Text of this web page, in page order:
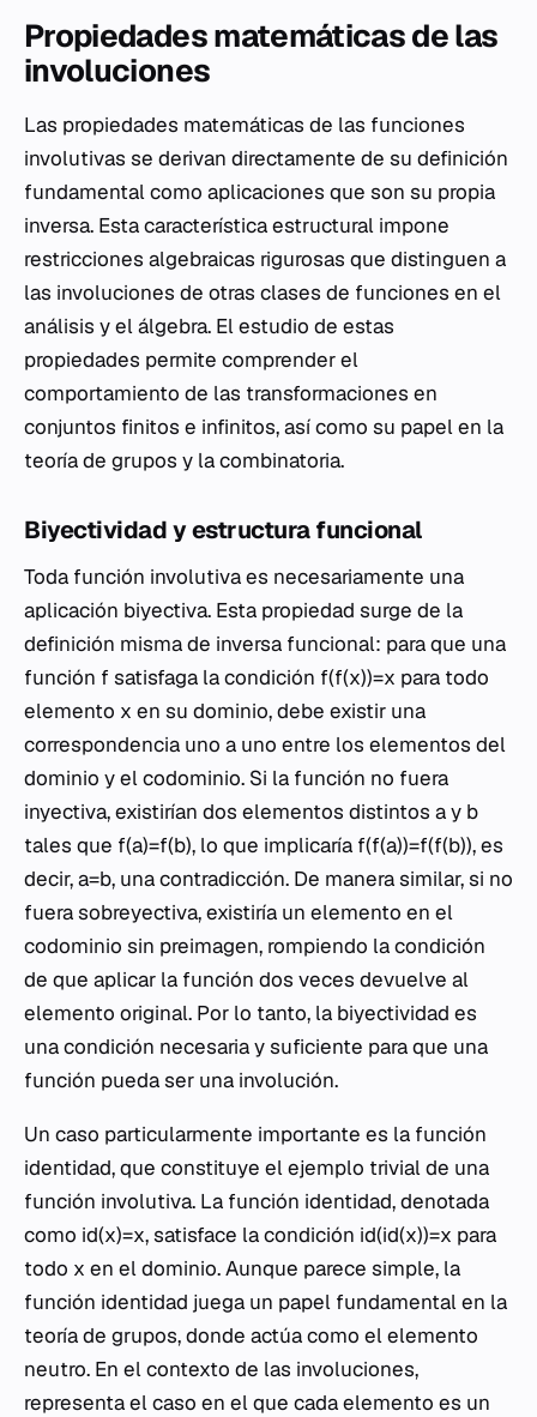
Propiedades matemáticas de las
involuciones
Las propiedades matemáticas de las funciones
involutivas se derivan directamente de su definición
fundamental como aplicaciones que son su propia
inversa. Esta característica estructural impone
restricciones algebraicas rigurosas que distinguen a
las involuciones de otras clases de funciones en el
análisis y el álgebra. El estudio de estas
propiedades permite comprender el
comportamiento de las transformaciones en
conjuntos finitos e infinitos, así como su papel en la
teoría de grupos y la combinatoria.
Biyectividad y estructura funcional
Toda función involutiva es necesariamente una
aplicación biyectiva. Esta propiedad surge de la
definición misma de inversa funcional: para que una
función f satisfaga la condición f(f(x))=x para todo
elemento x en su dominio, debe existir una
correspondencia uno a uno entre los elementos del
dominio y el codominio. Si la función no fuera
inyectiva, existirían dos elementos distintos a y b
tales que f(a)=f(b), lo que implicaría f(f(a))=f(f(b)), es
decir, a=b, una contradicción. De manera similar, si no
fuera sobreyectiva, existiría un elemento en el
codominio sin preimagen, rompiendo la condición
de que aplicar la función dos veces devuelve al
elemento original. Por lo tanto, la biyectividad es
una condición necesaria y suficiente para que una
función pueda ser una involución.
Un caso particularmente importante es la función
identidad, que constituye el ejemplo trivial de una
función involutiva. La función identidad, denotada
como id(x)=x, satisface la condición id(id(x))=x para
todo x en el dominio. Aunque parece simple, la
función identidad juega un papel fundamental en la
teoría de grupos, donde actúa como el elemento
neutro. En el contexto de las involuciones,
representa el caso en el que cada elemento es un